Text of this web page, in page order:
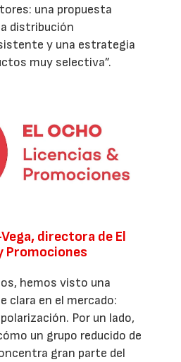
una propuesta
distribución
y una estrategia
muy selectiva”.
directora de El
Promociones
hemos visto una
clara en el mercado:
Por un lado,
un grupo reducido de
gran parte del